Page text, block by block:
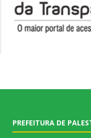
PREFEITURA DE